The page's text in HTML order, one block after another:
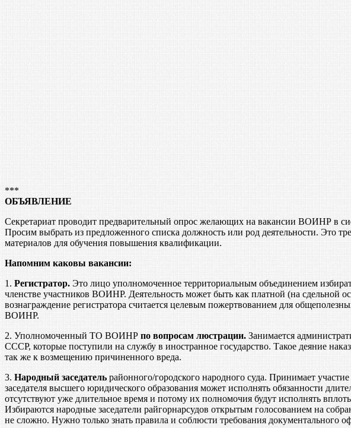
***
ОБЪЯВЛЕНИЕ
Секретариат проводит предварительный опрос желающих на вакансии ВОИНР в
Просим выбрать из предложенного списка должность или род деятельности. Это
материалов для обучения повышения квалификации.
Напомним каковы вакансии:
1. Регистратор. Это лицо уполномоченное территориальным объединением
членстве участников ВОИНР. Деятельность может быть как платной (на сдельной
вознаграждение регистратора считается целевым пожертвованием для
ВОИНР.
2. Уполномоченный ТО ВОИНР по вопросам люстрации. Занимается
СССР, которые поступили на службу в иностранное государство. Такое деяние
так же к возмещению причиненного вреда.
3. Народный заседатель районного/городского народного суда. Принимает
заседателя высшего юридического образования может исполнять обязанности
отсутствуют уже длительное время и потому их полномочия будут исполнять
Избираются народные заседатели райгорнарсудов открытым голосованием на
не сложно. Нужно только знать правила и соблюсти требования документального